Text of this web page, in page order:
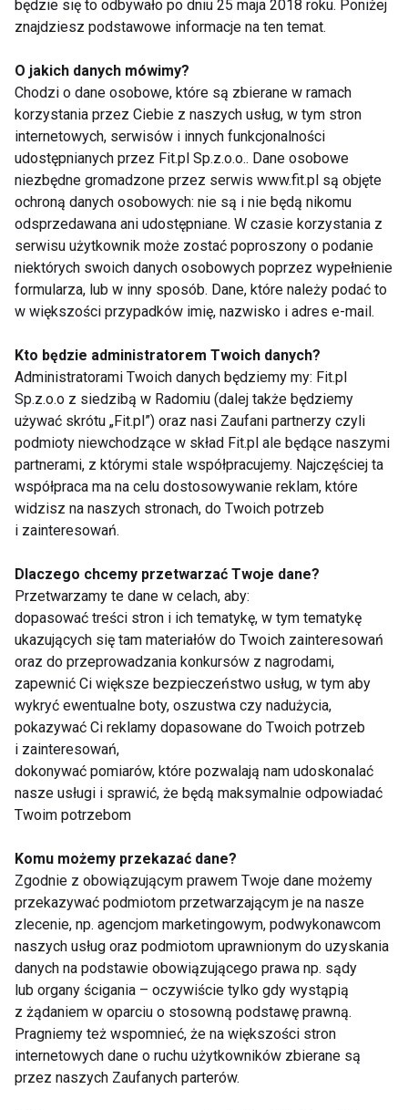
psychiczne może powodować bolesne
skurcze mięśni.
U ludzi sprawnych fizycznie
dolegliwości bólowe kręgosłupa
występują rzadziej, a jeśli się pojawiają
- powrót do zdrowia następuje szybciej.
Rozwiązaniem problemu bólu
kręgosłupa jest terapia i osiągnięcie
sprawności fizycznej.
KRĘGOSŁUP PROBLEMY Z KRĘGOSŁUPEM
SCHORZENIA KRĘGOSŁUPA
BÓLE KRĘGOSŁUPA
Kręgosłup
Siedzący tryb życia a
ćwiczenia, które warto
znać
wzmocnić mięśnie
brzucha bez
obciążania kręgosłupa
Ćwiczenia na zdrowy
kręgosłup: Prosty
program, który
pomoże wzmocnić
Problemy z
kręgosłupem? To
musisz wiedzieć,
zanim zdecydujesz się
będzie się to odbywało po dniu 25 maja 2018 roku. Poniżej
znajdziesz podstawowe informacje na ten temat.
O jakich danych mówimy?
Chodzi o dane osobowe, które są zbierane w ramach
korzystania przez Ciebie z naszych usług, w tym stron
internetowych, serwisów i innych funkcjonalności
udostępnianych przez Fit.pl Sp.z.o.o.. Dane osobowe
niezbędne gromadzone przez serwis www.fit.pl są objęte
ochroną danych osobowych: nie są i nie będą nikomu
odsprzedawana ani udostępniane. W czasie korzystania z
serwisu użytkownik może zostać poproszony o podanie
niektórych swoich danych osobowych poprzez wypełnienie
formularza, lub w inny sposób. Dane, które należy podać to
w większości przypadków imię, nazwisko i adres e-mail.
Kto będzie administratorem Twoich danych?
Administratorami Twoich danych będziemy my: Fit.pl
Sp.z.o.o z siedzibą w Radomiu (dalej także będziemy
używać skrótu „Fit.pl”) oraz nasi Zaufani partnerzy czyli
podmioty niewchodzące w skład Fit.pl ale będące naszymi
partnerami, z którymi stale współpracujemy. Najczęściej ta
współpraca ma na celu dostosowywanie reklam, które
widzisz na naszych stronach, do Twoich potrzeb
i zainteresowań.
Dlaczego chcemy przetwarzać Twoje dane?
Przetwarzamy te dane w celach, aby:
dopasować treści stron i ich tematykę, w tym tematykę
ukazujących się tam materiałów do Twoich zainteresowań
oraz do przeprowadzania konkursów z nagrodami,
zapewnić Ci większe bezpieczeństwo usług, w tym aby
wykryć ewentualne boty, oszustwa czy nadużycia,
pokazywać Ci reklamy dopasowane do Twoich potrzeb
i zainteresowań,
dokonywać pomiarów, które pozwalają nam udoskonalać
nasze usługi i sprawić, że będą maksymalnie odpowiadać
Twoim potrzebom
Komu możemy przekazać dane?
Zgodnie z obowiązującym prawem Twoje dane możemy
przekazywać podmiotom przetwarzającym je na nasze
zlecenie, np. agencjom marketingowym, podwykonawcom
naszych usług oraz podmiotom uprawnionym do uzyskania
danych na podstawie obowiązującego prawa np. sądy
lub organy ścigania – oczywiście tylko gdy wystąpią
z żądaniem w oparciu o stosowną podstawę prawną.
Pragniemy też wspomnieć, że na większości stron
internetowych dane o ruchu użytkowników zbierane są
przez naszych Zaufanych parterów.